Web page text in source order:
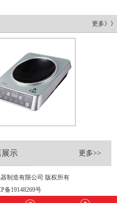
更多》》
示 更多>>
制造有限公司 版权所有
备19148269号